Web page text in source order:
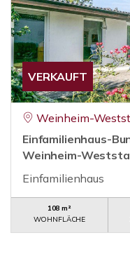
VERKAUFT
Weinheim-
Einfamilienhaus-
Weinheim-
Einfamilienhaus
108 m²
WOHNFLÄCHE